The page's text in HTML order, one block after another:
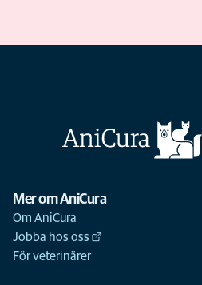
Mer om AniCura
Om AniCura
Jobba hos oss
För veterinärer